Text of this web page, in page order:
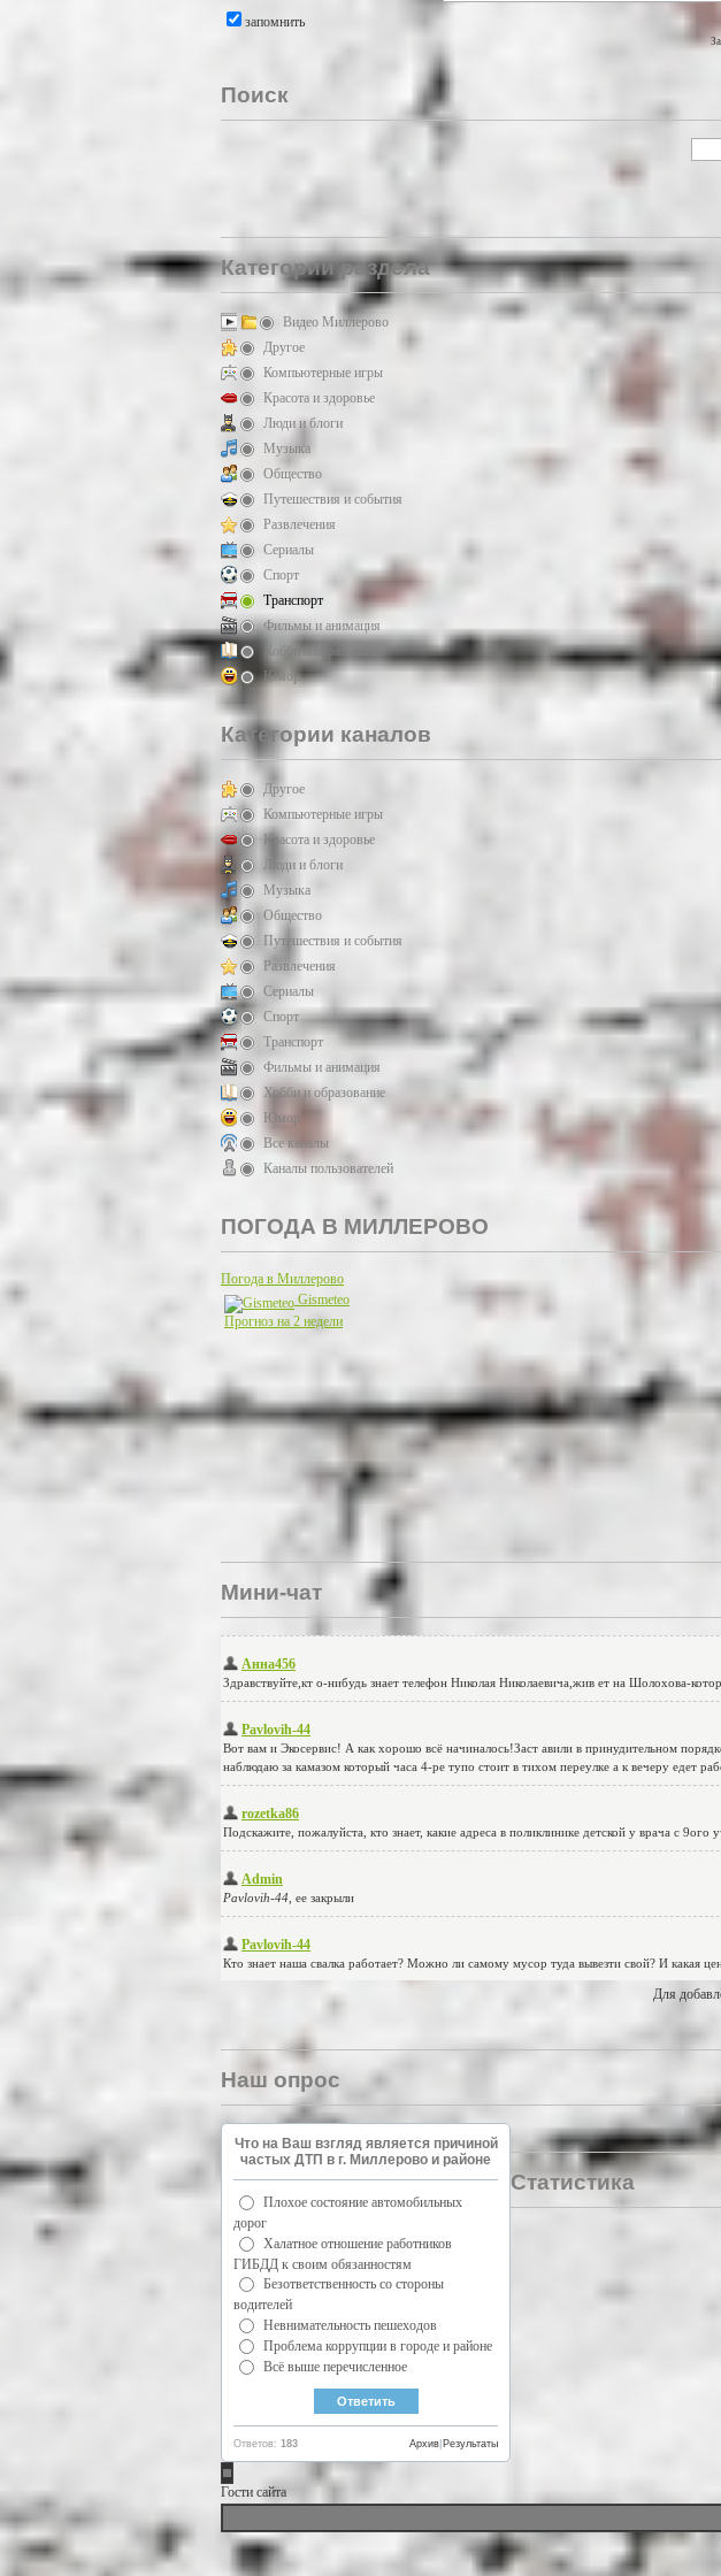
запомнить
Поиск
Категории раздела
Видео Миллерово
Другое
Компьютерные игры
Красота и здоровье
Люди и блоги
Музыка
Общество
Путешествия и события
Развлечения
Сериалы
Спорт
Транспорт
Фильмы и анимация
Хобби и образование
Юмор
Категории каналов
Другое
Компьютерные игры
Красота и здоровье
Люди и блоги
Музыка
Общество
Путешествия и события
Развлечения
Сериалы
Спорт
Транспорт
Фильмы и анимация
Хобби и образование
Юмор
Все каналы
Каналы пользователей
ПОГОДА В МИЛЛЕРОВО
Погода в Миллерово
Gismeteo
Прогноз на 2 недели
Мини-чат
Для
Наш опрос
Что на Ваш взгляд является причиной
частых ДТП в г. Миллерово и районе
Плохое состояние автомобильных
дорог
Халатное отношение работников
ГИБДД к своим обязанностям
Безответственность со стороны
водителей
Невнимательность пешеходов
Проблема коррупции в городе и районе
Всё выше перечисленное
Ответов: 183 Результаты
Архив
Статистика
Гости сайта